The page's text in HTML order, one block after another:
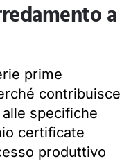
a
prime
contribuisce
specifiche
certificate
produttivo